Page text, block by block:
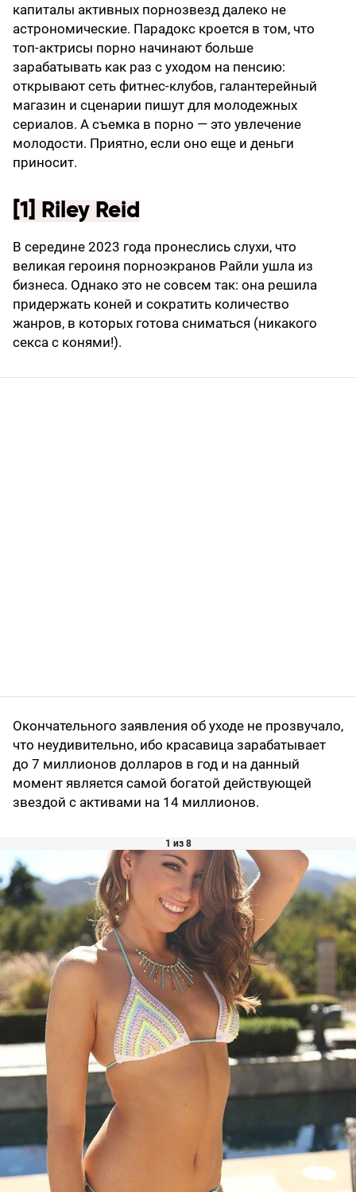
капиталы активных порнозвезд далеко не
астрономические. Парадокс кроется в том, что
топ-актрисы порно начинают больше
зарабатывать как раз с уходом на пенсию:
открывают сеть фитнес-клубов, галантерейный
магазин и сценарии пишут для молодежных
сериалов. А съемка в порно — это увлечение
молодости. Приятно, если оно еще и деньги
приносит.
[1] Riley Reid
В середине 2023 года пронеслись слухи, что
великая героиня порноэкранов Райли ушла из
бизнеса. Однако это не совсем так: она решила
придержать коней и сократить количество
жанров, в которых готова сниматься (никакого
секса с конями!).
Окончательного заявления об уходе не прозвучало,
что неудивительно, ибо красавица зарабатывает
до 7 миллионов долларов в год и на данный
момент является самой богатой действующей
звездой с активами на 14 миллионов.
1 из 8